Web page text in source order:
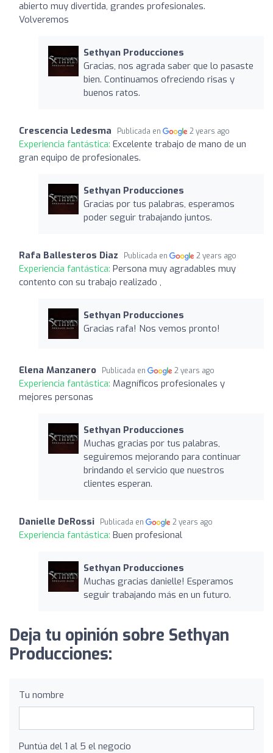
abierto muy divertida, grandes profesionales.
Volveremos
Sethyan Producciones
Gracias, nos agrada saber que lo pasaste
bien. Continuamos ofreciendo risas y
buenos ratos.
Crescencia Ledesma Publicada en 2 years ago
Experiencia fantástica: Excelente trabajo de mano de un
gran equipo de profesionales.
Sethyan Producciones
Gracias por tus palabras, esperamos
poder seguir trabajando juntos.
Rafa Ballesteros Diaz Publicada en 2 years ago
Experiencia fantástica: Persona muy agradables muy
contento con su trabajo realizado ,
Sethyan Producciones
Gracias rafa! Nos vemos pronto!
Elena Manzanero Publicada en 2 years ago
Experiencia fantástica: Magníficos profesionales y
mejores personas
Sethyan Producciones
Muchas gracias por tus palabras,
seguiremos mejorando para continuar
brindando el servicio que nuestros
clientes esperan.
Danielle DeRossi Publicada en 2 years ago
Experiencia fantástica: Buen profesional
Sethyan Producciones
Muchas gracias danielle! Esperamos
seguir trabajando más en un futuro.
Deja tu opinión sobre Sethyan
Producciones:
Tu nombre
Puntúa del 1 al 5 el negocio